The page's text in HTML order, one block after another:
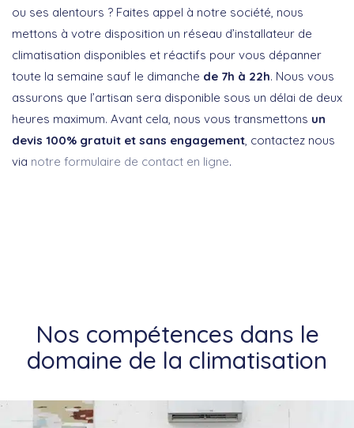
ou ses alentours ? Faites appel à notre société, nous
mettons à votre disposition un réseau d’installateur de
climatisation disponibles et réactifs pour vous dépanner
toute la semaine sauf le dimanche de 7h à 22h. Nous vous
assurons que l’artisan sera disponible sous un délai de deux
heures maximum. Avant cela, nous vous transmettons un
devis 100% gratuit et sans engagement, contactez nous
via notre formulaire de contact en ligne.
Nos compétences dans le
domaine de la climatisation